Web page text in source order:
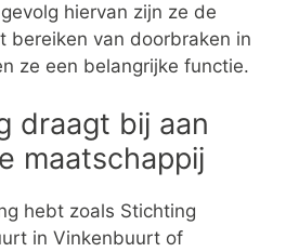
hiervan zijn ze de
bereiken van doorbraken in
ze een belangrijke functie.
draagt bij aan
maatschappij
hebt zoals Stichting
in Vinkenbuurt of